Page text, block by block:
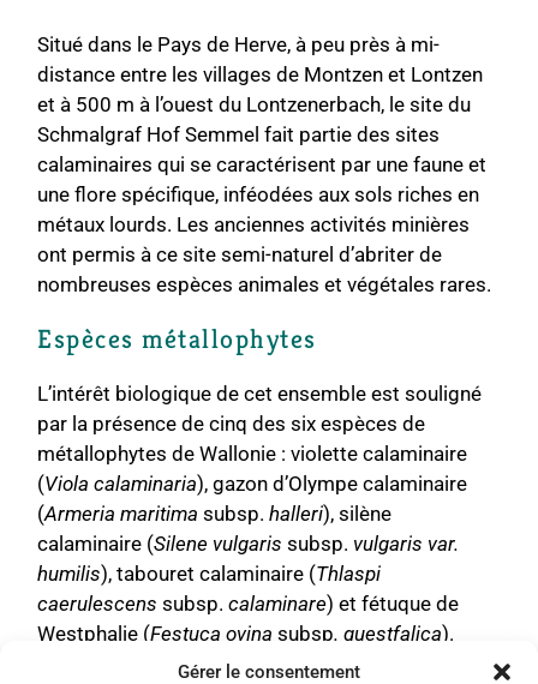
Gérer le consentement
Situé dans le Pays de Herve, à peu près à mi-
distance entre les villages de Montzen et Lontzen
et à 500 m à l’ouest du Lontzenerbach, le site du
Schmalgraf Hof Semmel fait partie des sites
calaminaires qui se caractérisent par une faune et
une flore spécifique, inféodées aux sols riches en
métaux lourds. Les anciennes activités minières
ont permis à ce site semi-naturel d’abriter de
nombreuses espèces animales et végétales rares.
Espèces métallophytes
L’intérêt biologique de cet ensemble est souligné
par la présence de cinq des six espèces de
métallophytes de Wallonie : violette calaminaire
(Viola calaminaria), gazon d’Olympe calaminaire
(Armeria maritima subsp.halleri), silène
calaminaire (Silene vulgaris subsp. vulgaris var.
humilis), tabouret calaminaire (Thlaspi
caerulescens subsp.calaminare) et fétuque de
Westphalie (Festuca ovinasubsp. guestfalica).